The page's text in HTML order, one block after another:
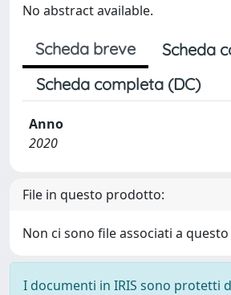
No abstract available.
Scheda breve
Scheda
Scheda completa (DC)
Anno
2020
File in questo prodotto:
Non ci sono file associati a
I documenti in IRIS sono protetti